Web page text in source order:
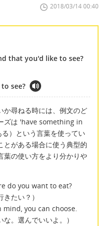
2018/03/14 00:40
that you'd like to see?
see?
か尋ねる時には、例文のど
ズは 'have something in
）という言葉を使ってい
とがある場合に使う典型的
葉の使い方をより分かりや
do you want to eat?
たい？）
you can choose.
な。選んでいいよ。）